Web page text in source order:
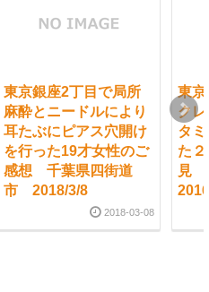
東京銀座2丁目で局所
麻酔とニードルにより
耳たぶにピアス穴開け
を行った19才女性のご
感想 千葉県四街道
市 2018/3/8
2018-03-08
東
ク
タ
た
見